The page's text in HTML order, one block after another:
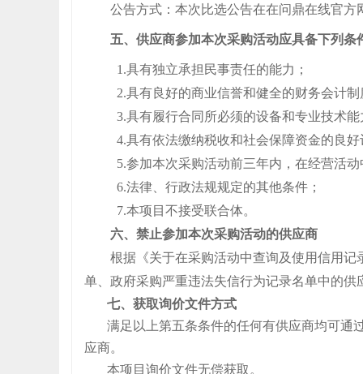
公告方式：本次比选公告在在问鼎在线官方
五、供应商参加本次采购活动应具备下列条
1.具有独立承担民事责任的能力；
2.具有良好的商业信誉和健全的财务会计制
3.具有履行合同所必须的设备和专业技术能
4.具有依法缴纳税收和社会保障资金的良好
5.参加本次采购活动前三年内，在经营活
6.法律、行政法规规定的其他条件；
7.本项目不接受联合体。
六、禁止参加本次采购活动的供应商
根据《关于在采购活动中查询及使用信用记
单、政府采购严重违法失信行为记录名单中的
七、获取询价文件方式
满足以上第五条条件的任何有供应商均可通
应商。
本项目 询价文件无偿获取 。